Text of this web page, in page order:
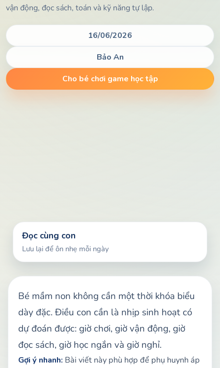
vận động, đọc sách, toán và kỹ năng tự lập.
16/06/2026
Bảo An
Cho bé chơi game học tập
Đọc cùng con
Lưu lại để ôn nhẹ mỗi ngày
Bé mầm non không cần một thời khóa biểu
dày đặc. Điều con cần là nhịp sinh hoạt có
dự đoán được: giờ chơi, giờ vận động, giờ
đọc sách, giờ học ngắn và giờ nghỉ.
Gợi ý nhanh: Bài viết này phù hợp để phụ huynh áp